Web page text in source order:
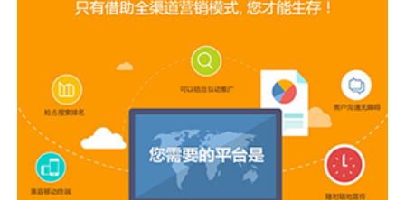
下跟网站打开速度相关的几个问题，同样的我们会根据自己的